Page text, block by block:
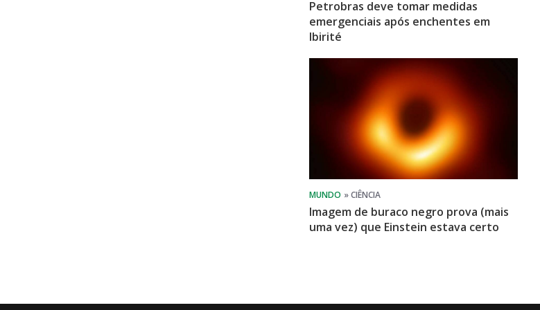
Petrobras deve tomar medidas
emergenciais após enchentes em
Ibirité
Imagem de buraco negro prova (mais
uma vez) que Einstein estava certo